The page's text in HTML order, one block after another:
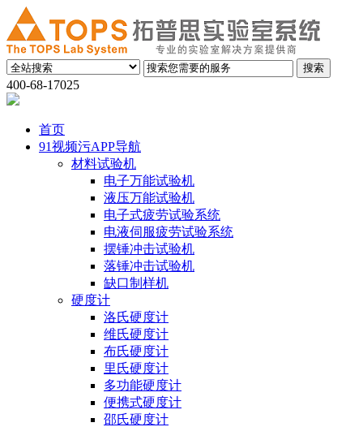
400-68-17025
首页
91视频污APP导航
材料试验机
电子万能试验机
液压万能试验机
电子式疲劳试验系统
电液伺服疲劳试验系统
摆锤冲击试验机
落锤冲击试验机
缺口制样机
硬度计
洛氏硬度计
维氏硬度计
布氏硬度计
里氏硬度计
多功能硬度计
便携式硬度计
邵氏硬度计